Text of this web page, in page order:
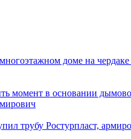
доме на
момент в основании
трубу Ростурпласт,